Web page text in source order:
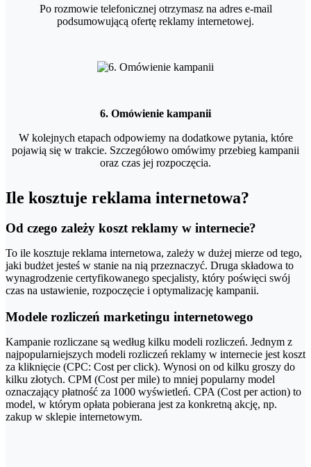
Po rozmowie telefonicznej otrzymasz na adres e-mail
podsumowującą ofertę reklamy internetowej.
6. Omówienie kampanii
W kolejnych etapach odpowiemy na dodatkowe pytania, które
pojawią się w trakcie. Szczegółowo omówimy przebieg kampanii
oraz czas jej rozpoczęcia.
Ile kosztuje reklama internetowa?
Od czego zależy koszt reklamy w internecie?
To ile kosztuje reklama internetowa, zależy w dużej mierze od tego,
jaki budżet jesteś w stanie na nią przeznaczyć. Druga składowa to
wynagrodzenie certyfikowanego specjalisty, który poświęci swój
czas na ustawienie, rozpoczęcie i optymalizację kampanii.
Modele rozliczeń marketingu internetowego
Kampanie rozliczane są według kilku modeli rozliczeń. Jednym z
najpopularniejszych modeli rozliczeń reklamy w internecie jest koszt
za kliknięcie (CPC: Cost per click). Wynosi on od kilku groszy do
kilku złotych. CPM (Cost per mile) to mniej popularny model
oznaczający płatność za 1000 wyświetleń. CPA (Cost per action) to
model, w którym opłata pobierana jest za konkretną akcję, np.
zakup w sklepie internetowym.